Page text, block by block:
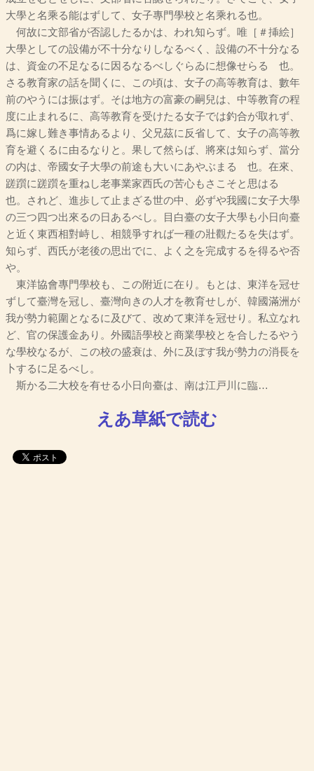
大學と名乘る能はずして、女子專門學校と名乘れる也。
何故に文部省が否認したるかは、われ知らず。唯［＃挿絵］
大學としての設備が不十分なりしなるべく、設備の不十分なる
は、資金の不足なるに因るなるべしぐらゐに想像せらるゝ也。
さる教育家の話を聞くに、この頃は、女子の高等教育は、數年
前のやうには振はず。そは地方の富豪の嗣兒は、中等教育の程
度に止まれるに、高等教育を受けたる女子では釣合が取れず、
爲に嫁し難き事情あるより、父兄茲に反省して、女子の高等教
育を避くるに由るなりと。果して然らば、將來は知らず、當分
の内は、帝國女子大學の前途も大いにあやぶまるゝ也。在來、
蹉躓に蹉躓を重ねし老事業家西氏の苦心もさこそと思はるゝ
也。されど、進歩して止まざる世の中、必ずや我國に女子大學
の三つ四つ出來るの日あるべし。目白臺の女子大學も小日向臺
と近く東西相對峙し、相競爭すれば一種の壯觀たるを失はず。
知らず、西氏が老後の思出でに、よく之を完成するを得るや否
や。
東洋協會專門學校も、この附近に在り。もとは、東洋を冠せ
ずして臺灣を冠し、臺灣向きの人才を教育せしが、韓國滿洲が
我が勢力範圍となるに及びて、改めて東洋を冠せり。私立なれ
ど、官の保護金あり。外國語學校と商業學校とを合したるやう
な學校なるが、この校の盛衰は、外に及ぼす我が勢力の消長を
卜するに足るべし。
斯かる二大校を有せる小日向臺は、南は江戸川に臨…
えあ草紙で読む